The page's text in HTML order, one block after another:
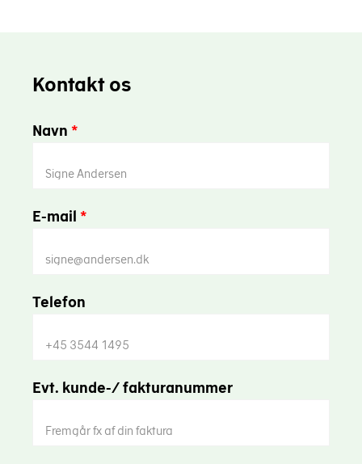
Kontakt os
Navn *
E-mail *
Telefon
Evt. kunde-/ fakturanummer